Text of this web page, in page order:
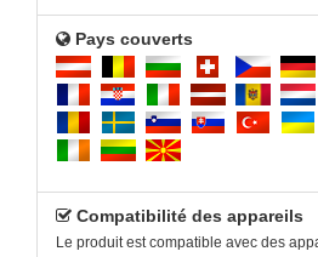
Pays couverts
Compatibilité des appareils
Le produit est compatible avec des